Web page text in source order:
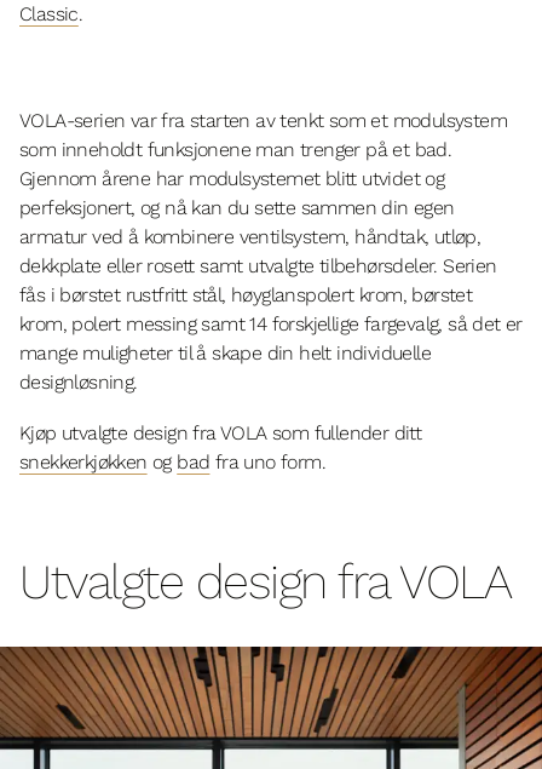
Classic.
VOLA-serien var fra starten av tenkt som et modulsystem
som inneholdt funksjonene man trenger på et bad.
Gjennom årene har modulsystemet blitt utvidet og
perfeksjonert, og nå kan du sette sammen din egen
armatur ved å kombinere ventilsystem, håndtak, utløp,
dekkplate eller rosett samt utvalgte tilbehørsdeler. Serien
fås i børstet rustfritt stål, høyglanspolert krom, børstet
krom, polert messing samt 14 forskjellige fargevalg, så det er
mange muligheter til å skape din helt individuelle
designløsning.
Kjøp utvalgte design fra VOLA som fullender ditt
snekkerkjøkken og bad fra uno form.
Utvalgte design fra VOLA